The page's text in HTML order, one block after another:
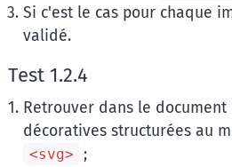
Si c'est le cas pour chaque
validé.
Test 1.2.4
Retrouver dans le document
décoratives structurées au
<svg>
;